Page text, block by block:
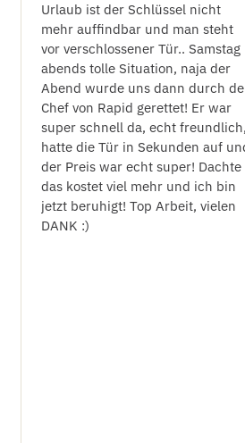
Urlaub ist der Schlüssel nicht
mehr auffindbar und man steht
vor verschlossener Tür.. Samstag
abends tolle Situation, naja der
Abend wurde uns dann durch
Chef von Rapid gerettet! Er war
super schnell da, echt freundlich,
hatte die Tür in Sekunden auf
der Preis war echt super! Dachte
das kostet viel mehr und ich bin
jetzt beruhigt! Top Arbeit, vielen
DANK :)